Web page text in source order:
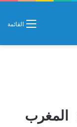
القائمة
المغرب